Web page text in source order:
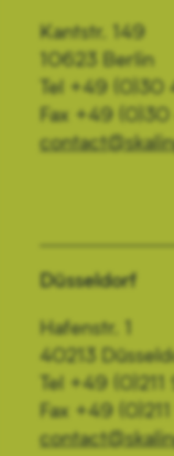
Kantstr. 149
10623 Berlin
Tel +49
Fax +49
Düsseldorf
Hafenstr. 1
40213
Tel +49
Fax +49